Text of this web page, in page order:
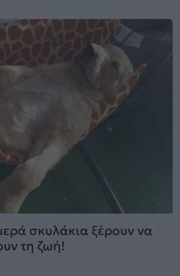
σκυλάκια ξέρουν να
τη ζωή!